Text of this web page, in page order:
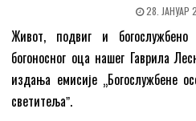
28. ЈАНУАР
Живот, подвиг и
богоносног оца нашег Гаврила
издања емисије „Богослужбене
светитељаˮ.